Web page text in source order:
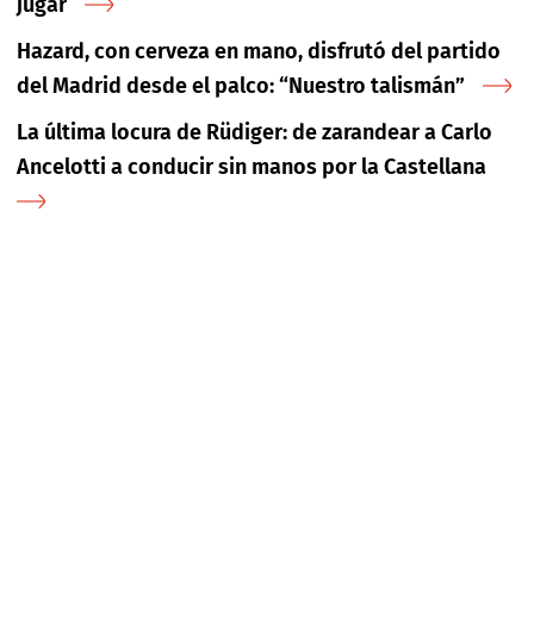
Hazard, con cerveza en mano, disfrutó del partido
del Madrid desde el palco: “Nuestro talismán”
La última locura de Rüdiger: de zarandear a Carlo
Ancelotti a conducir sin manos por la Castellana